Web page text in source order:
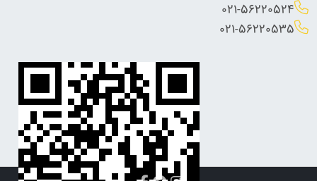
021-56220524
021-56220535